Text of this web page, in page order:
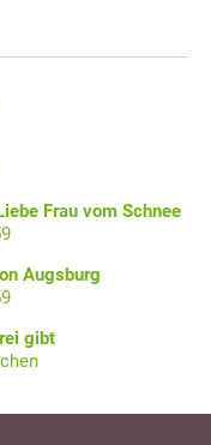
Frau vom Schnee
Augsburg
gibt